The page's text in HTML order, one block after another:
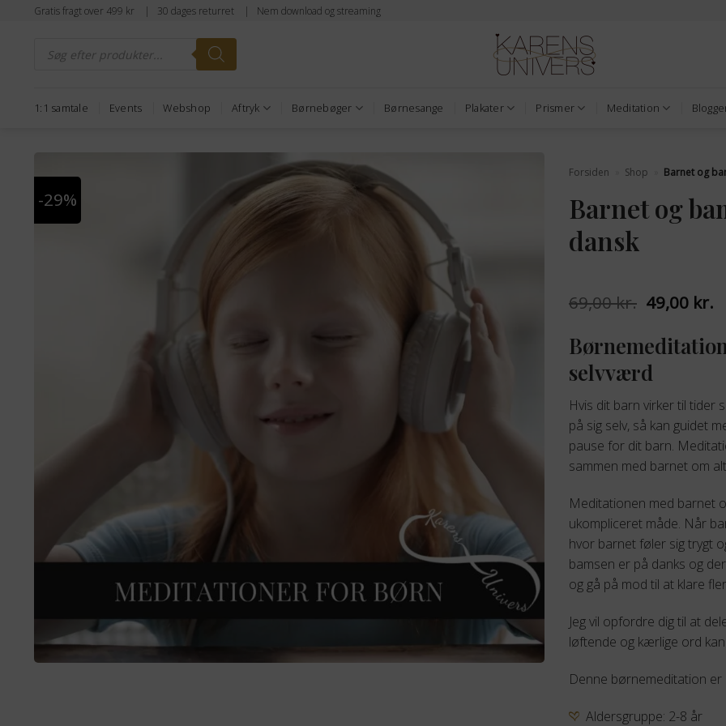
FortsætGratis fragt over 499 kr | 30 dages returret | Nem download og streaming
search
1:1 samtale Events Webshop Aftryk Børnebøger Børnesange Plakater Prismer Meditation
-29%
Forsiden Shop Barnet og
Barnet og
dansk
69,00kr. Den
pris
var:
69,00 kr..
49,00 kr.
selvværd
Hvis dit barn virker til tider
på sig selv, så kan guidet
pause for dit barn.
sammen med barnet om
Meditationen med barnet
ukompliceret måde. Når
hvor barnet føler sig trygt
bamsen er på danks og
og gå på mod til at klare
Jeg vil opfordre dig til at
løftende og kærlige ord
Denne børnemeditation
Aldersgruppe: 2-8 år